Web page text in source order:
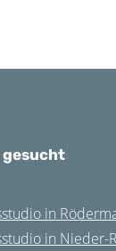
gesucht
in
in Nieder-